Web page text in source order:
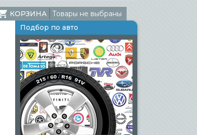
КОРЗИНА Товары не выбраны
Подбор по авто